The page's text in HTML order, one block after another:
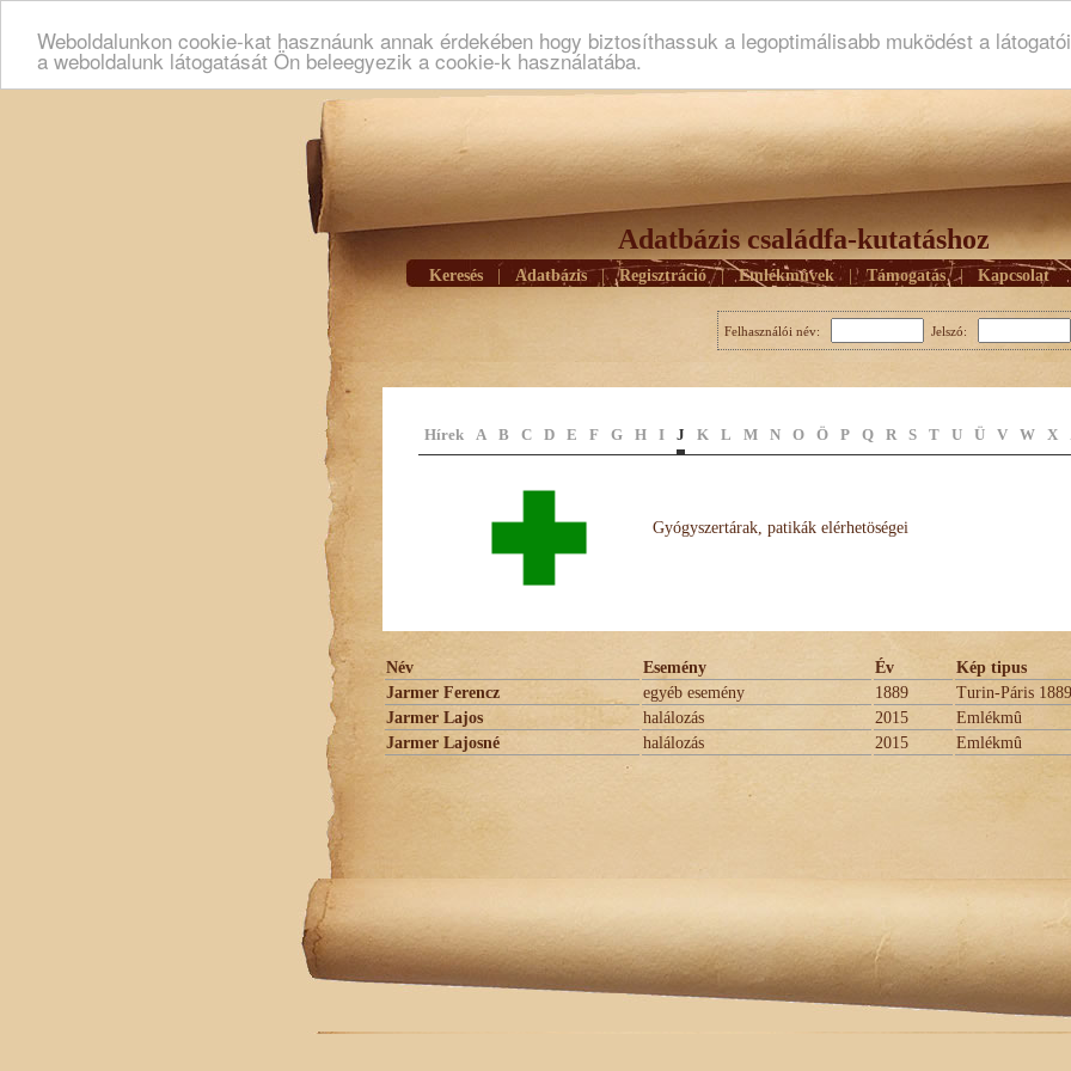
Weboldalunkon cookie-kat hasznáunk annak érdekében hogy biztosíthassuk a legoptimálisabb muködést a
a weboldalunk látogatását Ön beleegyezik a cookie-k használatába.
Adatbázis családfa-kutatáshoz
Keresés Adatbázis | Regisztráció | Emlékmûvek | Támogatás | Kapcsolat
Felhasználói név: Jelszó:
Hírek A B C D E F G H I J K L M N O Ö P Q R S T U Ü V W X
Gyógyszertárak, patikák elérhetöségei
Név Esemény Év
Kép tipus
Jarmer Ferencz
egyéb esemény 1889
Turin-Páris 1889
Jarmer Lajos
halálozás 2015
Emlékmû
Jarmer Lajosné
halálozás 2015 Emlékmû